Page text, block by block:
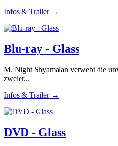
Infos & Trailer →
Blu-ray - Glass
M. Night Shyamalan verwebt die
zweier...
Infos & Trailer →
DVD - Glass